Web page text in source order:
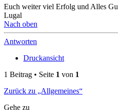
Euch weiter viel Erfolg und Alles
Lugal
Nach oben
Antworten
Druckansicht
1 Beitrag • Seite 1 von 1
Zurück zu „Allgemeines“
Gehe zu